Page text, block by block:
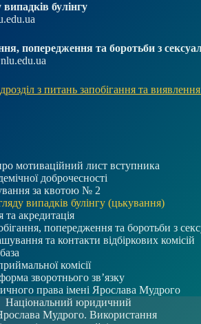
випадків булінгу
попередження та боротьби з
з питань запобігання та виявлення
мотиваційний лист вступника
доброчесності
за квотою № 2
випадків булінгу (цькування)
та акредитація
попередження та боротьби з
та контакти відбіркових комісій
комісії
зворотнього зв’язку
права імені Ярослава Мудрого
Національний юридичний
Мудрого. Використання